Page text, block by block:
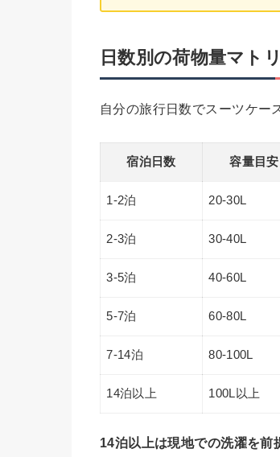
日数別の荷物量マト
自分の旅行日数でスーツケー
宿泊日数 容量目安
1-2泊 20-30L
2-3泊 30-40L
3-5泊 40-60L
5-7泊 60-80L
7-14泊 80-100L
14泊以上 100L以上
14泊以上は現地での洗濯を前